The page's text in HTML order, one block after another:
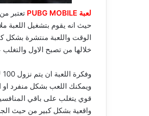
لعبة PUBG MOBILE
تعتبر
حيث انه يقوم بتشغيل اللعبة
الوقت واللعبة منتشرة بشكل
خلالها من تصبح الاول
قوي يتغلب على باقي
واقعية بشكل كبير من حيث